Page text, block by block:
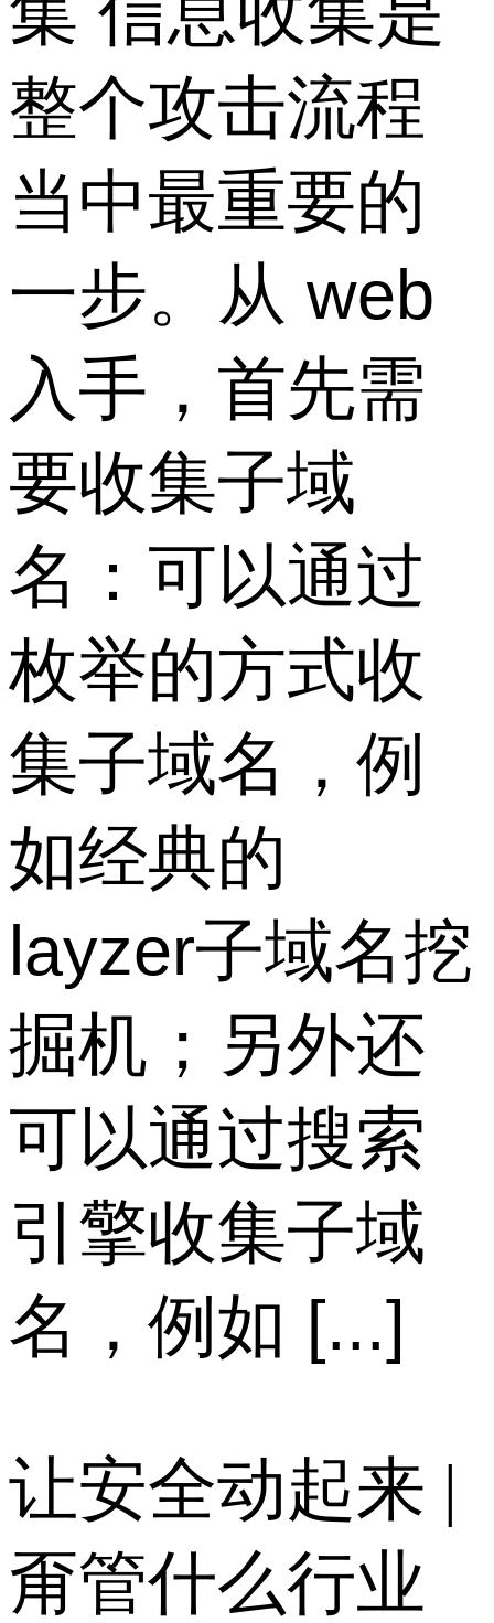
整个攻击流程
当中最重要的
一步。从 web
入手，首先需
要收集子域
名：可以通过
枚举的方式收
集子域名，例
如经典的
layzer子域名挖
掘机；另外还
可以通过搜索
引擎收集子域
名，例如 [...]
让安全动起来 |
甭管什么行业